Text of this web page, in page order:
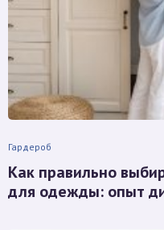
Гардероб
Как правильно
для одежды: опыт